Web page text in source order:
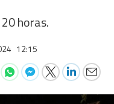
horas.
12:15